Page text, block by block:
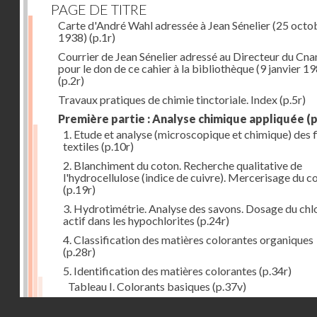
PAGE DE TITRE
Carte d'André Wahl adressée à Jean Sénelier (25
1938) (p.1r)
Courrier de Jean Sénelier adressé au Directeur du
pour le don de ce cahier à la bibliothèque (9 janvier
(p.2r)
Travaux pratiques de chimie tinctoriale. Index(p.5r)
Première partie : Analyse chimique appliquée
1. Etude et analyse (microscopique et chimique) des
textiles (p.10r)
2. Blanchiment du coton. Recherche qualitative de
l'hydrocellulose (indice de cuivre). Mercerisage du
(p.19r)
3. Hydrotimétrie. Analyse des savons. Dosage du
actif dans les hypochlorites (p.24r)
4. Classification des matières colorantes organiques
(p.28r)
5. Identification des matières colorantes (p.34r)
Tableau I. Colorants basiques (p.37v)